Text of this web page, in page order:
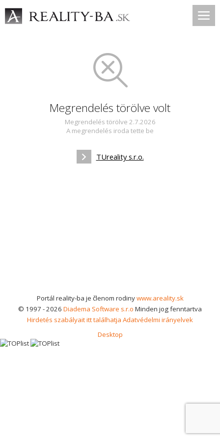
Megrendelés törölve volt
Megrendelés törölve 2.7.2026
A megrendelés iroda tette be
TUreality s.r.o.
Portál reality-ba je členom rodinywww.areality.sk
© 1997 - 2026 Diadema Software s.r.o Minden jog fenntartva
Hirdetés szabályait itt találhatja Adatvédelmi irányelvek
Desktop